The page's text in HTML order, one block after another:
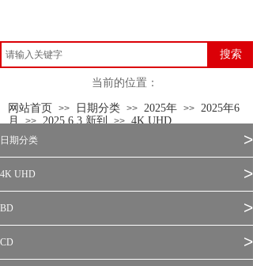
搜索
当前的位置：
网站首页 >> 日期分类 >> 2025年 >> 2025年6
月 >> 2025.6.3 新到 >> 4K UHD
日期分类 >
4K UHD >
BD >
CD >